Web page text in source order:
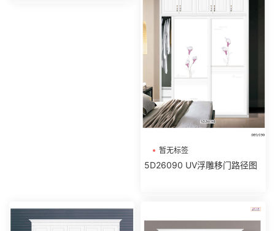
暂无标签
5D26090 UV浮雕移门路径图